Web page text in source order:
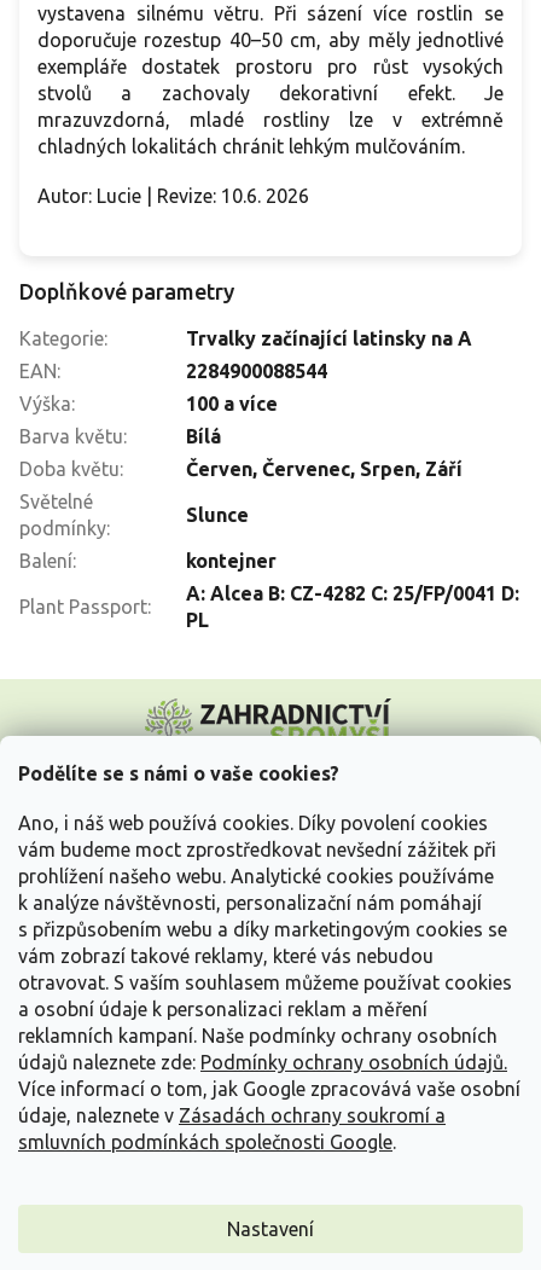
Podělíte se s námi o vaše cookies?
Ano, i náš web používá cookies. Díky povolení cookies
vám budeme moct zprostředkovat nevšední zážitek při
prohlížení našeho webu. Analytické cookies používáme
k analýze návštěvnosti, personalizační nám pomáhají
s přizpůsobením webu a díky marketingovým cookies se
vám zobrazí takové reklamy, které vás nebudou
otravovat. S vaším souhlasem můžeme používat cookies
a osobní údaje k personalizaci reklam a měření
reklamních kampaní. Naše podmínky ochrany osobních
údajů naleznete zde: Podmínky ochrany osobních údajů.
Více informací o tom, jak Google zpracovává vaše osobní
údaje, naleznete v Zásadách ochrany soukromí a
smluvních podmínkách společnosti Google.
Nastavení
vystavena silnému větru. Při sázení více rostlin se
doporučuje rozestup 40–50 cm, aby měly jednotlivé
exempláře dostatek prostoru pro růst vysokých
stvolů a zachovaly dekorativní efekt. Je
mrazuvzdorná, mladé rostliny lze v extrémně
chladných lokalitách chránit lehkým mulčováním.
Autor: Lucie | Revize: 10.6. 2026
Doplňkové parametry
Kategorie:
Trvalky začínající latinsky na A
EAN:
2284900088544
Výška:
100 a více
Barva květu:
Bílá
Doba květu: Červen, Červenec, Srpen, Září
Světelné
podmínky:
Slunce
Balení: kontejner
Plant Passport:
A: Alcea B: CZ-4282 C: 25/FP/0041 D:
PL
p
Vše o nákupu
Informace pro Vás
Kontakujte nás
Vytvořil Shoptet